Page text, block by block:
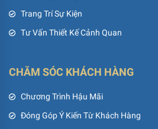
Trang Trí Sự Kiện
Tư Vấn Thiết Kế Cảnh Quan
CHĂM SÓC KHÁCH HÀNG
Chương Trình Hậu Mãi
Đóng Góp Ý Kiến Từ Khách Hàng